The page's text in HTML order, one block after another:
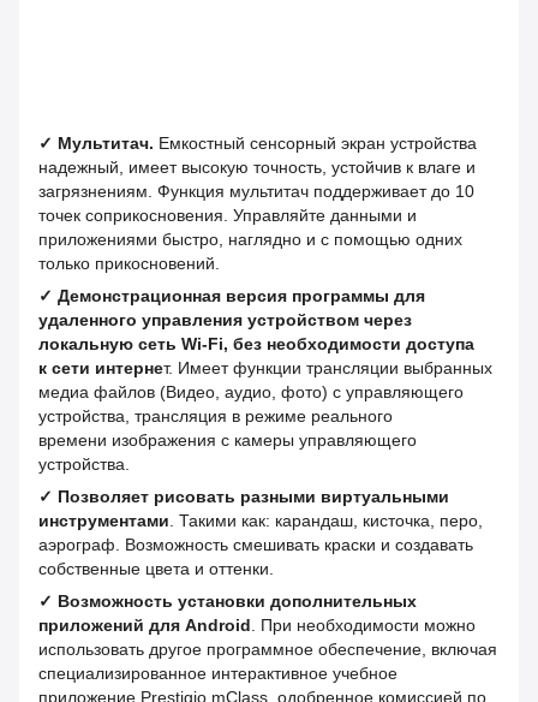
✓ Мультитач. Емкостный сенсорный экран устройства
надежный, имеет высокую точность, устойчив к влаге и
загрязнениям. Функция мультитач поддерживает до 10
точек соприкосновения. Управляйте данными и
приложениями быстро, наглядно и с помощью одних
только прикосновений.
✓ Демонстрационная версия программы для
удаленного управления устройством через
локальную сеть Wi-Fi, без необходимости доступа
к сети интернет. Имеет функции трансляции выбранных
медиа файлов (Видео, аудио, фото) с управляющего
устройства, трансляция в режиме реального
времени изображения с камеры управляющего
устройства.
✓ Позволяет рисовать разными виртуальными
инструментами . Такими как: карандаш, кисточка, перо,
аэрограф. Возможность смешивать краски и создавать
собственные цвета и оттенки.
✓ Возможность установки дополнительных
приложений для Android . При необходимости можно
использовать другое программное обеспечение, включая
специализированное интерактивное учебное
приложение Prestigio mClass, одобренное комиссией по